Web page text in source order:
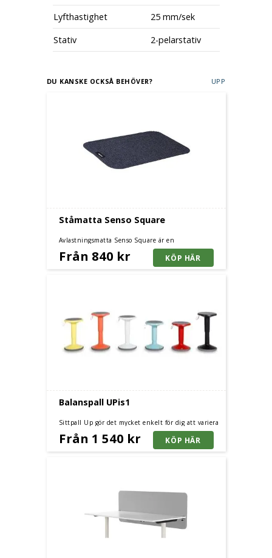
Lyfthastighet
25 mm/sek
Stativ
2-pelarstativ
DU KANSKE OCKSÅ BEHÖVER? UPP
Ståmatta Senso Square
Avlastningsmatta Senso Square är en
arbetsplatsmatta som är anpassad för stående arbete i
kontorsmiljö. Grå eller svart.
Från 840 kr
Balanspall UPis1
Sittpall Up gör det mycket enkelt för dig att variera
Från 1 540 kr